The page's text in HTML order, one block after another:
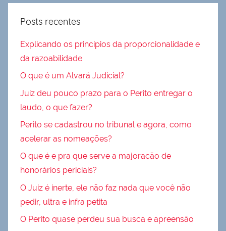
Posts recentes
Explicando os princípios da proporcionalidade e
da razoabilidade
O que é um Alvará Judicial?
Juiz deu pouco prazo para o Perito entregar o
laudo, o que fazer?
Perito se cadastrou no tribunal e agora, como
acelerar as nomeações?
O que é e pra que serve a majoracão de
honorários periciais?
O Juiz é inerte, ele não faz nada que você não
pedir, ultra e infra petita
O Perito quase perdeu sua busca e apreensão